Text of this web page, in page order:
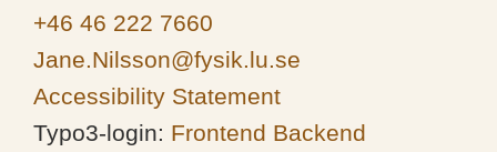
+46 46 222 7660
Jane.Nilsson@fysik.lu.se
Accessibility Statement
Typo3-login: Frontend Backend